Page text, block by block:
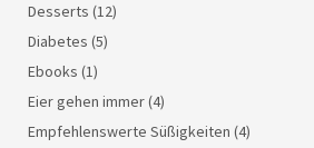
Desserts (12)
Diabetes (5)
Ebooks (1)
Eier gehen immer(4)
Empfehlenswerte Süßigkeiten (4)